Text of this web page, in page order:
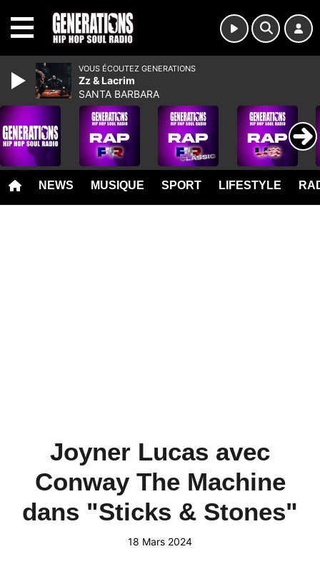
NEWS MUSIQUE SPORT LIFESTYLE
Joyner Lucas avec
Conway The Machine
dans "Sticks & Stones"
18 Mars 2024
VOUS ÉCOUTEZ GENERATIONS
Zz & Lacrim
SANTA BARBARA